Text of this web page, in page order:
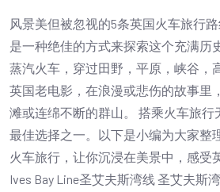
风景美但被忽视的5条英国火车旅行
是一种绝佳的方式来探索这个充满历
蒸汽火车，穿过田野，平原，峡谷，
英国老电影，在浪漫或悲伤的故事里
滩或连绵不断的群山。 搭乘火车旅行
最佳选择之一。以下是小编为大家整
火车旅行，让你沉浸在美景中，感受
Ives Bay Line圣艾夫斯湾线 圣艾夫斯湾